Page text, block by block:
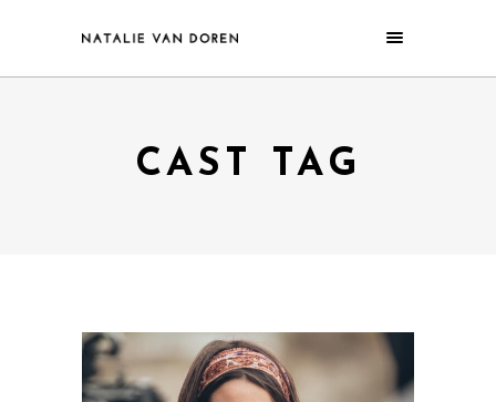
CAST TAG